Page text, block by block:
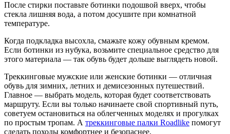
После стирки поставьте ботинки подошвой вверх, чтобы
стекла лишняя вода, а потом досушите при комнатной
температуре.
Когда подкладка высохла, смажьте кожу обувным кремом.
Если ботинки из нубука, возьмите специальное средство для
этого материала — так обувь будет дольше выглядеть новой.
Треккинговые мужские или женские ботинки — отличная
обувь для зимних, летних и демисезонных путешествий.
Главное — выбрать модель, которая будет соответствовать
маршруту. Если вы только начинаете свой спортивный путь,
советуем остановиться на облегченных моделях и прогулках
по простым тропам. А треккинговые палки Roadlike помогут
сделать походы комфортнее и безопаснее.